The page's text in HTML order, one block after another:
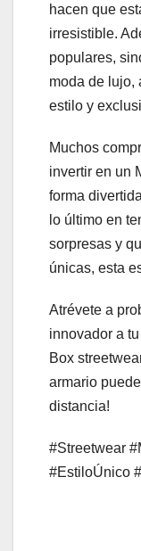
hacen que
irresistible.
populares,
moda de lujo,
estilo y
Muchos
invertir en un
forma
lo último en
sorpresas y
únicas, esta
Atrévete a
innovador a
Box
armario
distancia!
#Streetwear
#EstiloÚnico